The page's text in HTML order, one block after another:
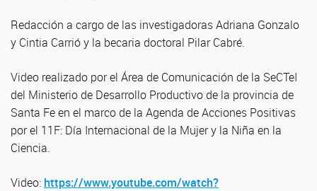
Redacción a cargo de las investigadoras Adriana Gonzalo
y Cintia Carrió y la becaria doctoral Pilar Cabré.
Video realizado por el Área de Comunicación de la SeCTeI
del Ministerio de Desarrollo Productivo de la provincia de
Santa Fe en el marco de la Agenda de Acciones Positivas
por el 11F: Día Internacional de la Mujer y la Niña en la
Ciencia.
Video: https://www.youtube.com/watch?